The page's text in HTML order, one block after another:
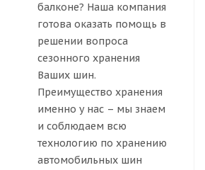
балконе? Наша компания
готова оказать помощь в
решении вопроса
сезонного хранения
Ваших шин.
Преимущество хранения
именно у нас – мы знаем
и соблюдаем всю
технологию по хранению
автомобильных шин